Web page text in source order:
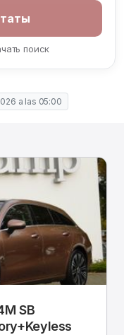
поиск
a las 05:00
SB